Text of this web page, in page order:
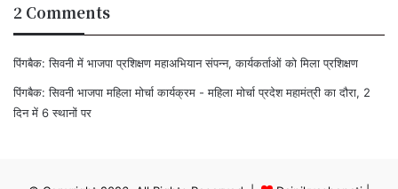
2 Comments
पिंगबैक:सिवनी में भाजपा प्रशिक्षण महाअभियान संपन्न, कार्यकर्ताओं को मिला प्रशिक्षण
पिंगबैक:सिवनी भाजपा महिला मोर्चा कार्यक्रम - महिला मोर्चा प्रदेश महामंत्री का दौरा, 2
दिन में 6 स्थानों पर